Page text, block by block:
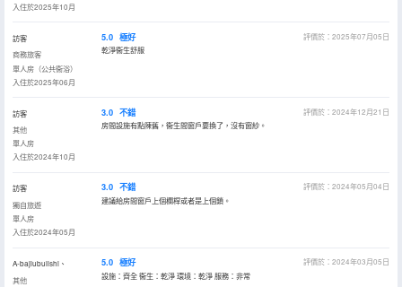
入住於2025年10月
訪客
商務旅客
單人房（公共衞浴）
入住於2025年06月
5.0 極好
評價於：2025年07月05日
乾淨衞生舒服
訪客
其他
單人房
入住於2024年10月
3.0 不錯
評價於：2024年12月21日
房間設施有點陳舊，衞生間窗戶要換了，沒有窗紗。
訪客
獨自旅遊
單人房
入住於2024年05月
3.0 不錯
評價於：2024年05月04日
建議給房間窗戶上個欄桿或者是上個鎖。
A-bajiubulishi、
其他
5.0 極好
評價於：2024年03月05日
設施：齊全 衞生：乾淨 環境：乾淨 服務：非常